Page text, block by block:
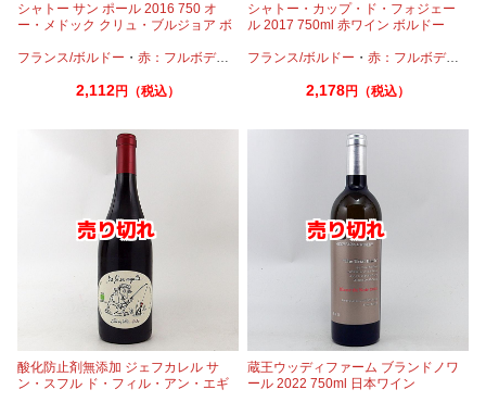
シャトー サン ポール 2016 750 オ
ー・メドック クリュ・ブルジョア ボ
フランス/ボルドー ・ 赤：フルボディ カベルネ・カベルネフラン・メルロー
2,112円（税込）
シャトー・カップ・ド・フォジェー
ル 2017 750ml 赤ワイン ボルドー
フランス/ボルドー ・赤：フルボディ
2,178円（税込）
酸化防止剤無添加 ジェフカレル サ
ン・スフル ド・フィル・アン・エギ
蔵王ウッディファーム ブランドノワ
ール 2022 750ml 日本ワイン